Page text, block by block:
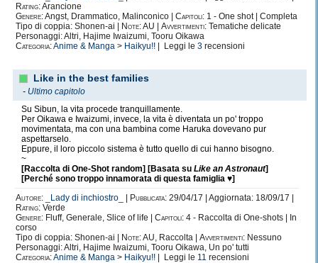
Rating:Arancione
Genere:Angst, Drammatico, Malinconico | Capitoli: 1 - One shot | Completa
Tipo di coppia: Shonen-ai |
Note:AU | Avvertimenti: Tematiche delicate
Personaggi: Altri, Hajime Iwaizumi, Tooru Oikawa
Categoria:Anime & Manga > Haikyu!! | Leggi le 3 recensioni
Like in the best families
- Ultimo capitolo
Su Sibun, la vita procede tranquillamente.
Per Oikawa e Iwaizumi, invece, la vita è diventata un po' troppo
movimentata, ma con una bambina come Haruka dovevano pur
aspettarselo.
Eppure, il loro piccolo sistema è tutto quello di cui hanno bisogno.
~
[Raccolta di One-Shot random] [Basata su Like an Astronaut]
[Perché sono troppo innamorata di questa famiglia ♥]
Autore:
_Lady di inchiostro_ Pubblicata: 29/04/17 | Aggiornata: 18/09/17 |
Rating: Verde
Genere: Fluff, Generale, Slice of life | Capitoli: 4 - Raccolta di One-shots | In
corso
Tipo di coppia: Shonen-ai |
Note:AU, Raccolta | Avvertimenti: Nessuno
Personaggi: Altri, Hajime Iwaizumi, Tooru Oikawa, Un po' tutti
Categoria:Anime & Manga > Haikyu!! | Leggi le 11 recensioni